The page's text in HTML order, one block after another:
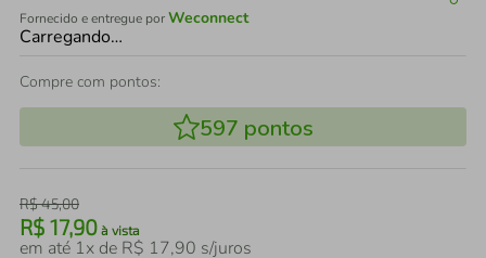
Fornecido e entregue porWeconnect
Carregando…
Compre com pontos:
597 pontos
R$45,00
R$ 17,90 à vista
em até 1x de R$ 17,90 s/juros